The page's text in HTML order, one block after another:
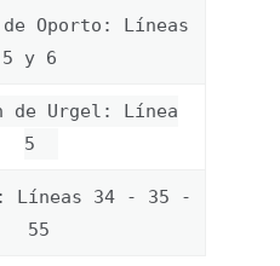
Oporto: Líneas
5 y 6
de Urgel: Línea
5
Líneas 34 - 35 -
55